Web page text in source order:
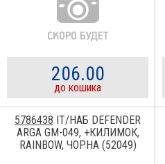
206.00
до кошика
5786438 IT/НАБ DEFENDER
ARGA GM-049, +КИЛИМОК,
RAINBOW, ЧОРНА (52049)